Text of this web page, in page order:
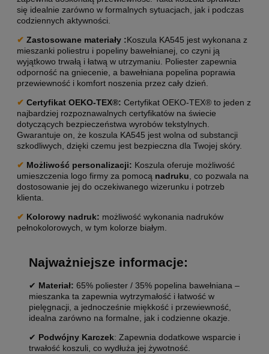
się idealnie zarówno w formalnych sytuacjach, jak i podczas
codziennych aktywności.
✔ Zastosowane materiały :Koszula KA545 jest wykonana z
mieszanki poliestru i popeliny bawełnianej, co czyni ją
wyjątkowo trwałą i łatwą w utrzymaniu. Poliester zapewnia
odporność na gniecenie, a bawełniana popelina poprawia
przewiewność i komfort noszenia przez cały dzień.
✔ Certyfikat OEKO-TEX®: Certyfikat OEKO-TEX® to jeden z
najbardziej rozpoznawalnych certyfikatów na świecie
dotyczących bezpieczeństwa wyrobów tekstylnych.
Gwarantuje on, że koszula KA545 jest wolna od substancji
szkodliwych, dzięki czemu jest bezpieczna dla Twojej skóry.
✔ Możliwość personalizacji: Koszula oferuje możliwość
umieszczenia logo firmy za pomocą nadruku , co pozwala na
dostosowanie jej do oczekiwanego wizerunku i potrzeb
klienta.
✔ Kolorowy nadruk: możliwość wykonania nadruków
pełnokolorowych, w tym kolorze białym.
Najważniejsze informacje:
✔ Materiał: 65% poliester / 35% popelina bawełniana –
mieszanka ta zapewnia wytrzymałość i łatwość w
pielęgnacji, a jednocześnie miękkość i przewiewność,
idealna zarówno na formalne, jak i codzienne okazje.
✔ Podwójny Karczek: Zapewnia dodatkowe wsparcie i
trwałość koszuli, co wydłuża jej żywotność.